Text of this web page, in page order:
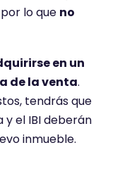
lo que no
en un
de la venta.
tendrás que
y el IBI deberán
inmueble.